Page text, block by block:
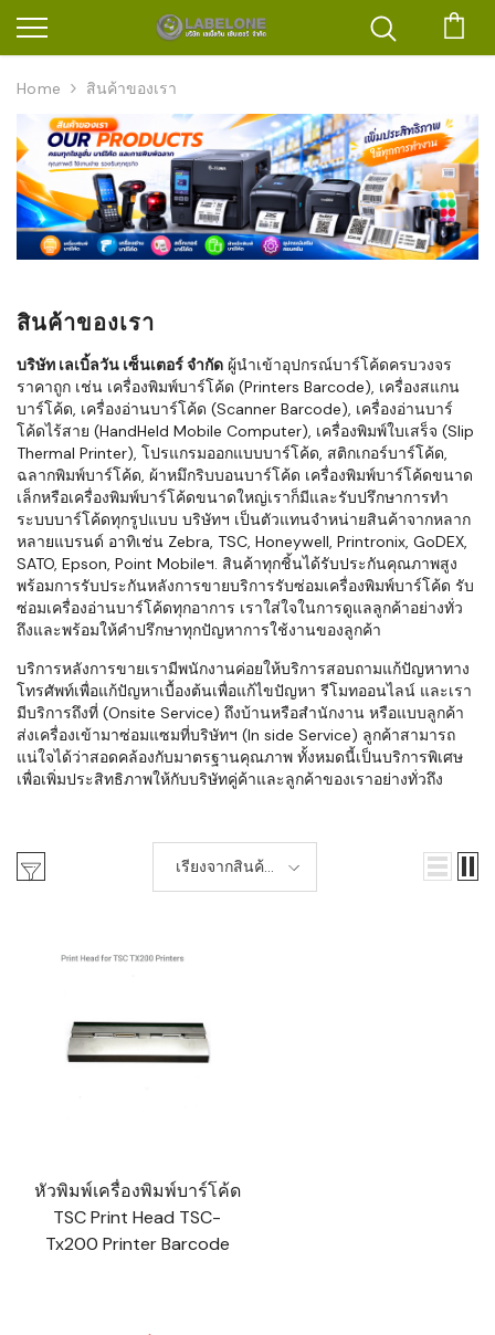
Home สินค้าของเรา
สินค้าของเรา
บริษัท เลเบิ้ลวัน เซ็นเตอร์ จำกัด ผู้นำเข้าอุปกรณ์บาร์โค้ดครบวงจร
ราคาถูก เช่น เครื่องพิมพ์บาร์โค้ด (Printers Barcode), เครื่องสแกน
บาร์โค้ด, เครื่องอ่านบาร์โค้ด (Scanner Barcode), เครื่องอ่านบาร์
โค้ดไร้สาย (HandHeld Mobile Computer), เครื่องพิมพ์ใบเสร็จ (Slip
Thermal Printer), โปรแกรมออกแบบบาร์โค้ด, สติกเกอร์บาร์โค้ด,
ฉลากพิมพ์บาร์โค้ด, ผ้าหมึกริบบอนบาร์โค้ด เครื่องพิมพ์บาร์โค้ดขนาด
เล็กหรือเครื่องพิมพ์บาร์โค้ดขนาดใหญ่เราก็มีและรับปรึกษาการทำ
ระบบบาร์โค้ดทุกรูปแบบ บริษัทฯ เป็นตัวแทนจำหน่ายสินค้าจากหลาก
หลายแบรนด์ อาทิเช่น Zebra, TSC, Honeywell, Printronix, GoDEX,
SATO, Epson, Point Mobileฯ. สินค้าทุกชิ้นได้รับประกันคุณภาพสูง
พร้อมการรับประกันหลังการขายบริการรับซ่อมเครื่องพิมพ์บาร์โค้ด รับ
ซ่อมเครื่องอ่านบาร์โค้ดทุกอาการ เราใส่ใจในการดูแลลูกค้าอย่างทั่ว
ถึงและพร้อมให้คำปรึกษาทุกปัญหาการใช้งานของลูกค้า
บริการหลังการขายเรามีพนักงานค่อยให้บริการสอบถามแก้ปัญหาทาง
โทรศัพท์เพื่อแก้ปัญหาเบื้องต้นเพื่อแก้ไขปัญหา รีโมทออนไลน์ และเรา
มีบริการถึงที่ (Onsite Service) ถึงบ้านหรือสำนักงาน หรือแบบลูกค้า
ส่งเครื่องเข้ามาซ่อมแซมที่บริษัทฯ (In side Service) ลูกค้าสามารถ
แน่ใจได้ว่าสอดคล้องกับมาตรฐานคุณภาพ ทั้งหมดนี้เป็นบริการพิเศษ
เพื่อเพิ่มประสิทธิภาพให้กับบริษัทคู่ค้าและลูกค้าของเราอย่างทั่วถึง
เรียงจากสินค้า
ใหม่-เก่า
หัวพิมพ์เครื่องพิมพ์บาร์โค้ด
TSC Print Head TSC-
Tx200 Printer Barcode